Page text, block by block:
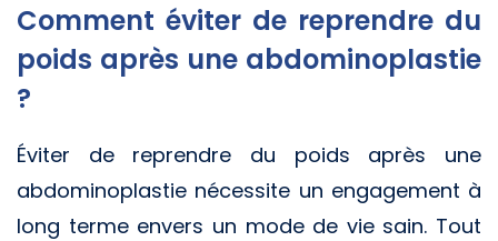
Comment éviter de reprendre du
poids après une abdominoplastie
?
Éviter de reprendre du poids après une
abdominoplastie nécessite un engagement à
long terme envers un mode de vie sain. Tout